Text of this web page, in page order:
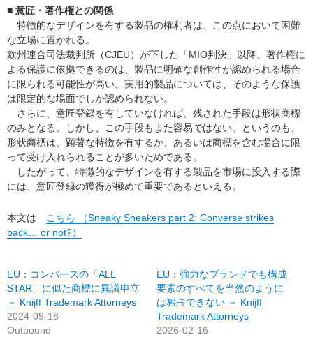
■ 意匠・著作権との関係
特徴的なデザインを有する製品の権利者は、この点において困難
な立場に置かれる。
欧州連合司法裁判所（CJEU）が下した「MIO判決」以降、著作権に
よる保護に依拠できるのは、製品に明確な創作性が認められる場合
に限られる可能性が高い。実用的製品については、そのような保護
は限定的な場面でしか認められない。
さらに、意匠登録を有していなければ、残された手段は形状商標
のみとなる。しかし、この手段もまた容易ではない。というのも、
形状商標は、顕著な特徴を有するか、あるいは商標を含む場合に限
って受け入れられることが多いためである。
したがって、特徴的なデザインを有する製品を市場に投入する際
には、意匠登録の獲得が極めて重要であるといえる。
本文は
こちら （Sneaky Sneakers part 2: Converse strikes
back… or not?）
EU：コンバースの「ALL
STAR」に似た商標に異議申立
－ Knijff Trademark Attorneys
2024-09-18
Outbound
EU：強力なブランドでも構成
要素のすべてを当然のように
は独占できない － Knijff
Trademark Attorneys
2026-02-16